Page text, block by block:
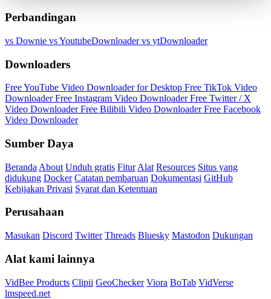
Perbandingan
vs Downie vs YoutubeDownloadervs ytDownloader
Downloaders
Free YouTube Video Downloader for Desktop Free TikTok Video
DownloaderFree Instagram Video DownloaderFree Twitter / X
Video DownloaderFree Bilibili Video DownloaderFree Facebook
Video Downloader
Sumber Daya
Beranda About Unduh gratis Fitur Alat Resources Situs yang
didukung Docker Catatan pembaruan Dokumentasi GitHub
Kebijakan Privasi Syarat dan Ketentuan
Perusahaan
Masukan Discord Twitter Threads Bluesky Mastodon Dukungan
Alat kami lainnya
VidBee Products Clipii GeoChecker Viora BoTab VidVerse
lmspeed.net